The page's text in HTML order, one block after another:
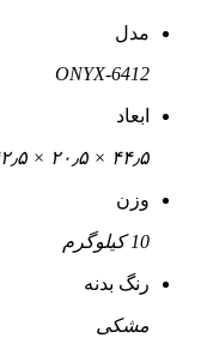
مدل
ONYX-6412
ابعاد
۴۴٫۵ × ۲۰٫۵ × ۴۲٫۵ سانتی‌متر
وزن
10 کیلوگرم
رنگ بدنه
مشکی